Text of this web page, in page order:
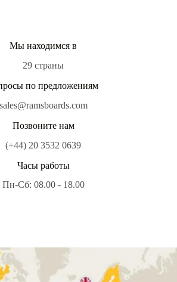
Мы находимся в
29 страны
по предложениям
sales@ramsboards.com
Позвоните нам
(+44) 20 3532 0639
Часы работы
Пн-Сб: 08.00 - 18.00